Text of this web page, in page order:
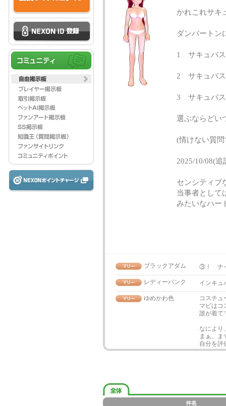
かれこれサキ
ダンバート
1 サキュバス
2 サキュバス
3 サキュバス
選ぶならどい
(情けない質
2025/10/08(追
センシティブ
当事者として
みたいなハー
ブラックアダム ③！ ナ
レディーバンク インキュ
ゆめかわ色
コスチュ
マビはコ
誰が着て
なにより
まぁ、ま
自分を評